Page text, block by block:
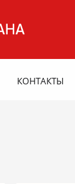
КОНТАКТЫ